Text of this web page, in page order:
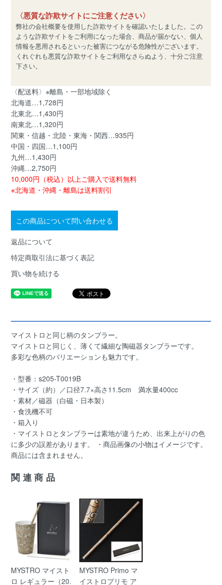
〈悪質な詐欺サイトにご注意ください〉
弊社の会社概要を使用した詐欺サイトを確認いたしました。この
ような詐欺サイトをご利用になった場合、商品が届かない、個人
情報を悪用されるといった被害につながる危険性がございます。
くれぐれも悪質な詐欺サイトをご利用なさらぬよう、十分ご注意
下さい。
〈配送料〉※離島・一部地域除く
北海道…1,728円
北東北…1,430円
南東北…1,320円
関東・信越・北陸・東海・関西…935円
中国・四国…1,100円
九州…1,430円
沖縄…2,750円
10,000円（税込）以上ご購入で送料無料
※北海道・沖縄・離島は送料割引
この商品について問い合わせる
返品について
特定商取引法に基づく表記
買い物を続ける
マイストロと同じ柄のタンブラー。
マイストロと同じく、薄くて繊細な陶磁器タンブラーです。
多彩な色柄のバリエーションも魅力です。
・型番：s205-T0019B
・サイズ（約）／口径7.7×高さ11.5cm 満水量400cc
・素材／磁器（白磁・日本製）
・食洗機不可
・箱入り
・マイストロとタンブラーは素地が違うため、出来上がりの色
に多少の誤差があります。 ・商品画像の小物はイメージです。
商品には含まれません。
関連商品
MYSTRO マイスト
ロ レギュラー（20.
MYSTRO Primo マ
イストロプリモ ア